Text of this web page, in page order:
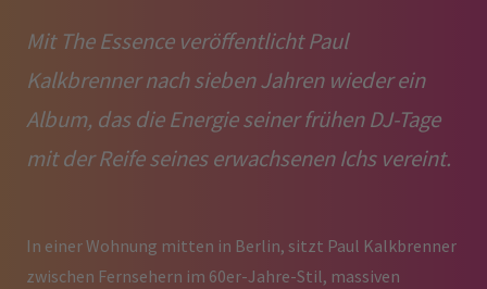
Mit The Essence veröffentlicht Paul
Kalkbrenner nach sieben Jahren wieder ein
Album, das die Energie seiner frühen DJ-Tage
mit der Reife seines erwachsenen Ichs vereint.
In einer Wohnung mitten in Berlin, sitzt Paul Kalkbrenner
zwischen Fernsehern im 60er-Jahre-Stil, massiven